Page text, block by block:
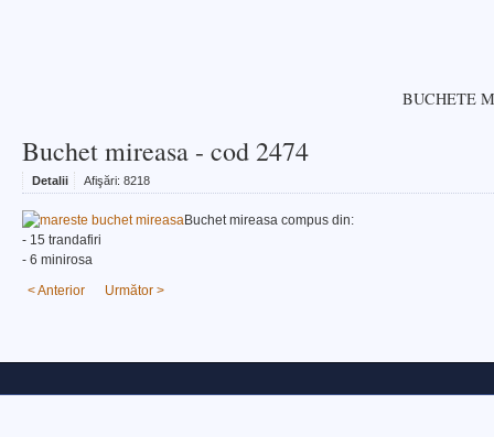
BUCHETE
Buchet mireasa - cod 2474
Detalii Afişări: 8218
Buchet mireasa compus din:
- 15 trandafiri
- 6 minirosa
< Anterior
Următor >